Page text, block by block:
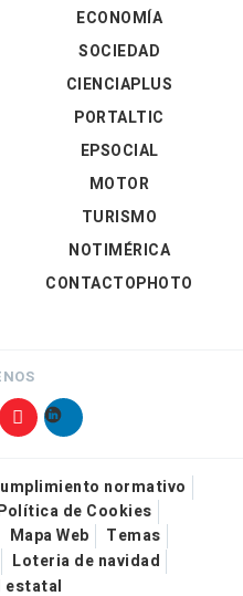
ECONOMÍA
SOCIEDAD
CIENCIAPLUS
PORTALTIC
EPSOCIAL
MOTOR
TURISMO
NOTIMÉRICA
CONTACTOPHOTO
normativo
de Cookies
Mapa Web
Temas
Loteria de navidad
estatal